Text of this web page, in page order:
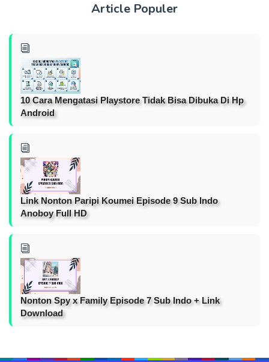
Article Populer
10 Cara Mengatasi Playstore Tidak Bisa Dibuka Di Hp
Android
Link Nonton Paripi Koumei Episode 9 Sub Indo
Anoboy Full HD
Nonton Spy x Family Episode 7 Sub Indo + Link
Download